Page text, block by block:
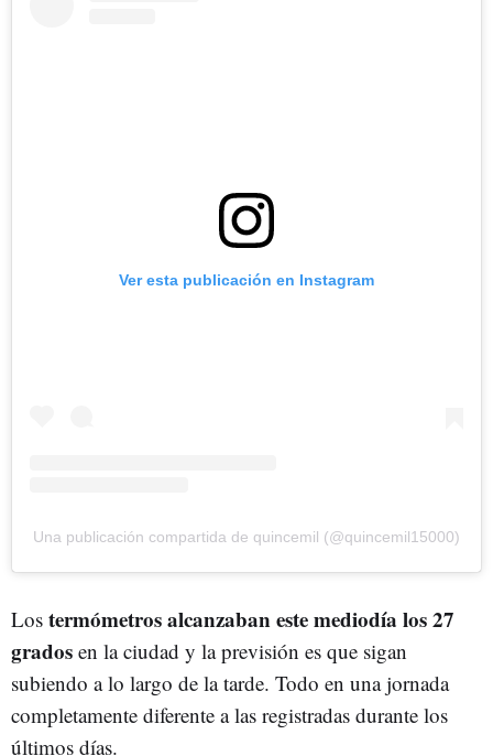
Ver esta publicación en Instagram
Una publicación compartida de quincemil (@quincemil15000)
Los termómetros alcanzaban este mediodía los 27
grados en la ciudad y la previsión es que sigan
subiendo a lo largo de la tarde. Todo en una jornada
completamente diferente a las registradas durante los
últimos días.